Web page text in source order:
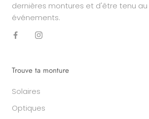
dernières montures et d'être tenu
événements.
Trouve ta monture
Solaires
Optiques